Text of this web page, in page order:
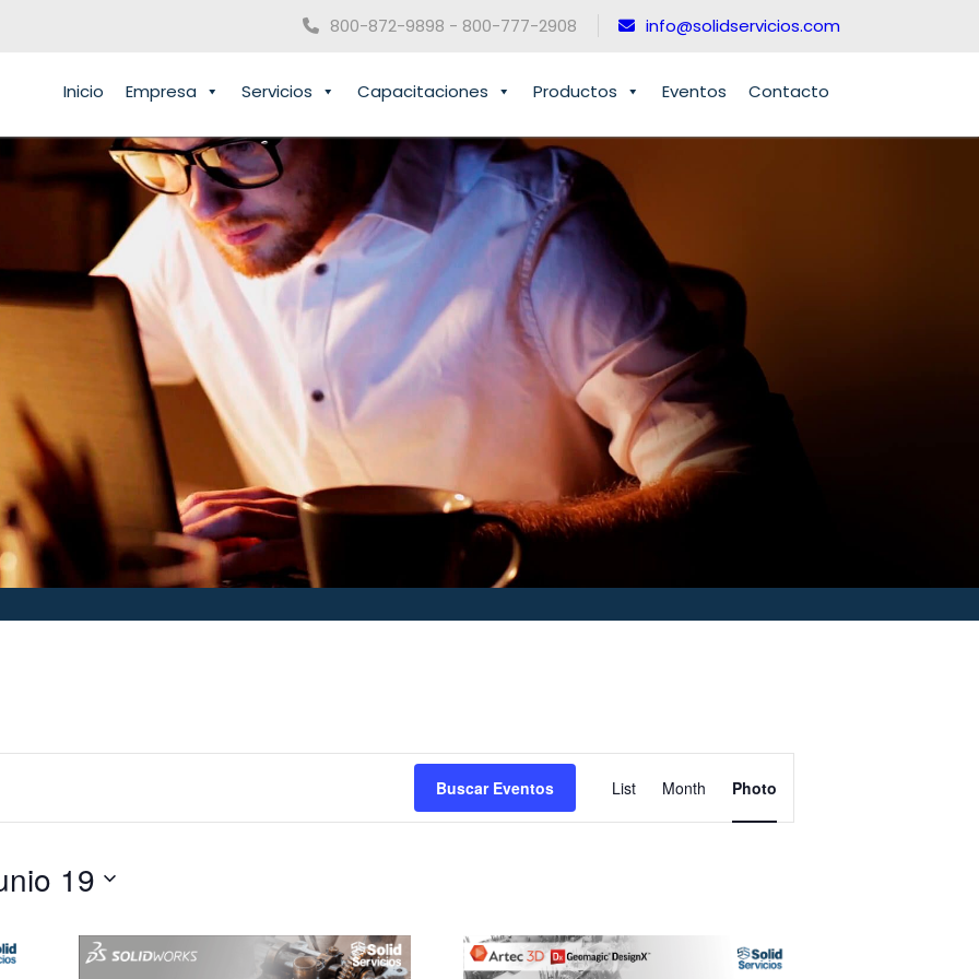
800-872-9898 - 800-777-2908 info@solidservicios.com
Inicio Empresa Servicios Capacitaciones Productos Eventos Contacto
Buscar Eventos List Month Photo
19